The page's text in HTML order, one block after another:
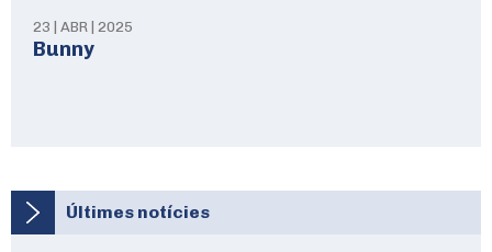
23 | ABR | 2025
Bunny
Últimes notícies